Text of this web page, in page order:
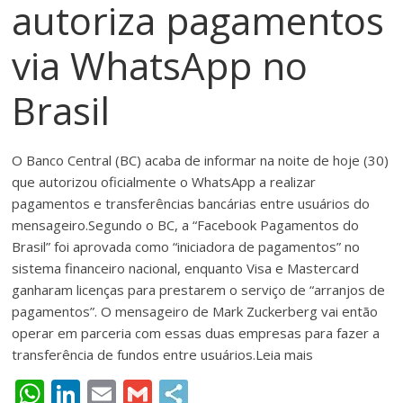
meios
de
pagamentos
autoriza pagamentos
via WhatsApp no
Brasil
O Banco Central (BC) acaba de informar na noite de hoje (30)
que autorizou oficialmente o WhatsApp a realizar
pagamentos e transferências bancárias entre usuários do
mensageiro.Segundo o BC, a “Facebook Pagamentos do
Brasil” foi aprovada como “iniciadora de pagamentos” no
sistema financeiro nacional, enquanto Visa e Mastercard
ganharam licenças para prestarem o serviço de “arranjos de
pagamentos”. O mensageiro de Mark Zuckerberg vai então
operar em parceria com essas duas empresas para fazer a
transferência de fundos entre usuários.Leia mais
W Li E G